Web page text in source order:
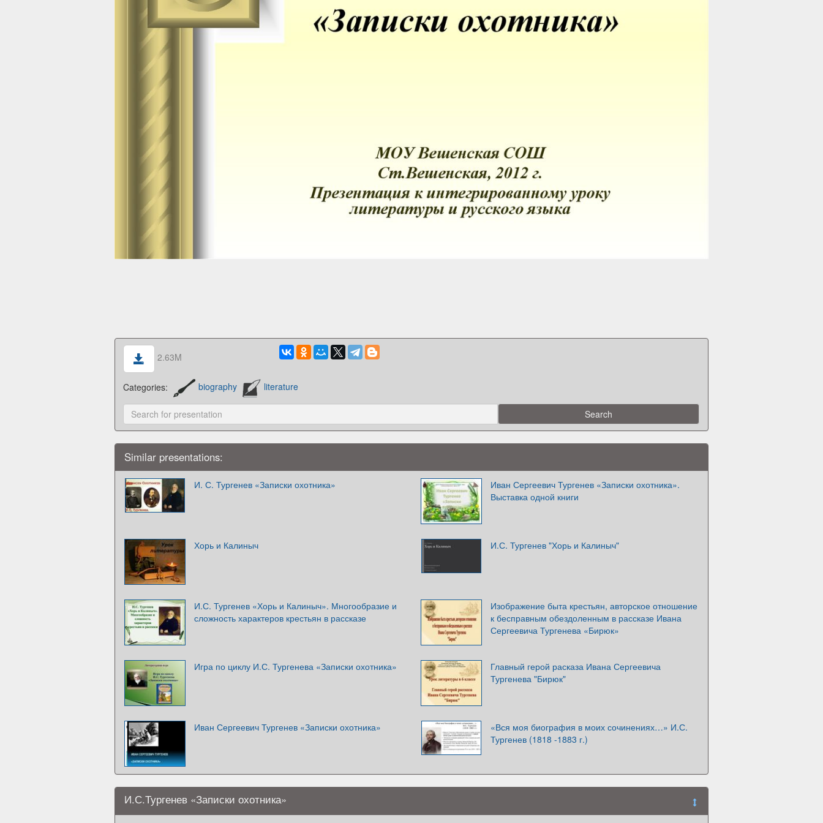
2.63M
Categories: biography literature
Similar presentations:
И. С. Тургенев «Записки охотника»
Иван Сергеевич Тургенев «Записки охотника».
Выставка одной книги
Хорь и Калиныч И.С. Тургенев "Хорь и Калиныч"
И.С. Тургенев «Хорь и Калиныч». Многообразие и
сложность характеров крестьян в рассказе
Изображение быта крестьян, авторское отношение
к бесправным обездоленным в рассказе Ивана
Сергеевича Тургенева «Бирюк»
Игра по циклу И.С. Тургенева «Записки охотника»
Главный герой расказа Ивана Сергеевича
Тургенева "Бирюк"
Иван Сергеевич Тургенев «Записки охотника»
«Вся моя биография в моих сочинениях…» И.С.
Тургенев (1818 -1883 г.)
И.С.Тургенев «Записки охотника»